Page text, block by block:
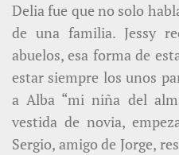
Delia fue que no solo
de una familia. Jessy
abuelos, esa forma de
estar siempre los unos
a Alba “mi niña del
vestida de novia,
Sergio, amigo de Jorge,